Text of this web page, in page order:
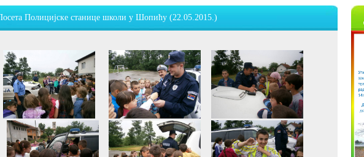
Полицијске станице школи у Шопићу (22.05.2015.)